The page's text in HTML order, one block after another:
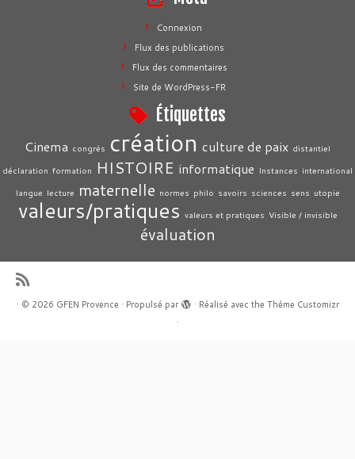
Connexion
Flux des publications
Flux des commentaires
Site de WordPress-FR
Étiquettes
Cinema congrès création culture de paix distantiel
déclaration formation HISTOIRE informatique Instances international
langue lecture maternelle normes philo savoirs sciences sens utopie
valeurs/pratiques valeurs et pratiques Visible / invisible
évaluation
· © 2026 GFEN Provence · Propulsé par · Réalisé avec the Thème Customizr
·